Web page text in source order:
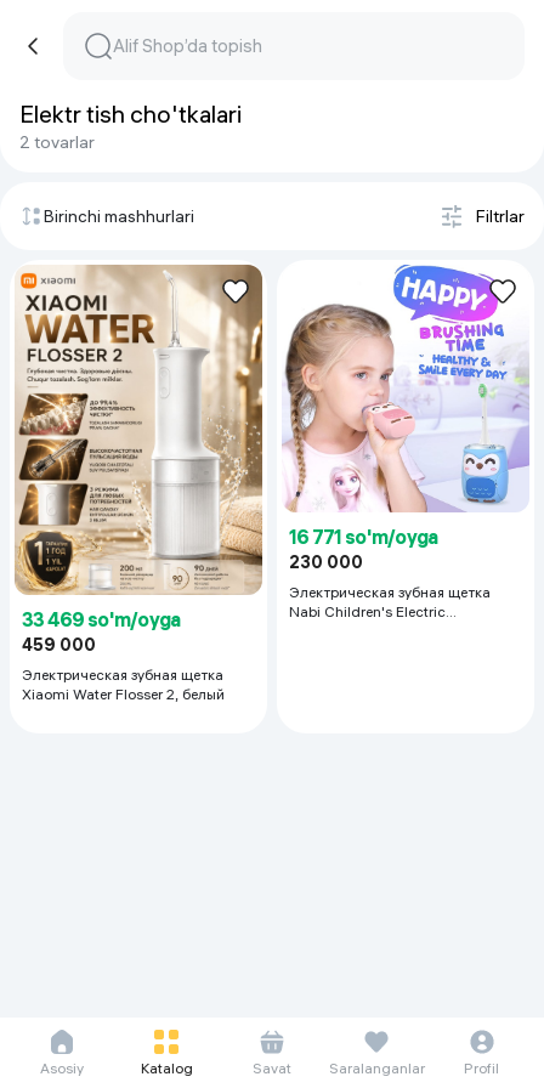
Elektr tish cho'tkalari
2 tovarlar
Birinchi mashhurlari Filtrlar
33 469 so'm/oyga
459 000
Электрическая зубная щетка
Xiaomi Water Flosser 2, белый
16 771 so'm/oyga
230 000
Электрическая зубная щетка
Nabi Children's Electric
Asosiy Katalog Savat Saralanganlar Profil